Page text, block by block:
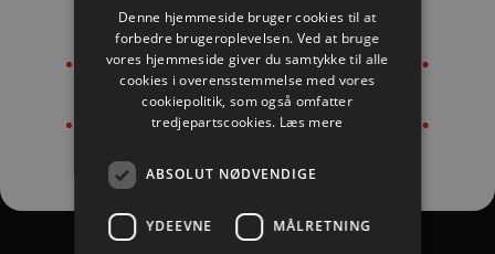
Målscorer:
Denne hjemmeside bruger cookies til at
forbedre brugeroplevelsen. Ved at bruge
vores hjemmeside giver du samtykke til alle
cookies i overensstemmelse med vores
cookiepolitik, som også omfatter
tredjepartscookies. Læs mere
ABSOLUT NØDVENDIGE
YDEEVNE MÅLRETNING